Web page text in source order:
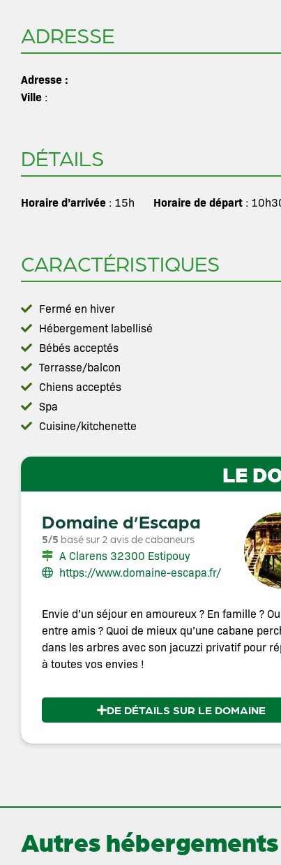
ADRESSE
Adresse :
Ville :
DÉTAILS
Horaire d’arrivée : 15h Horaire de départ:
CARACTÉRISTIQUES
Fermé en hiver
Hébergement labellisé
Bébés acceptés
Terrasse/balcon
Chiens acceptés
Spa
Cuisine/kitchenette
LE
Domaine d’Escapa
5/5 basé sur 2 avis de cabaneurs
A Clarens 32300 Estipouy
https://www.domaine-escapa.fr/
Envie d’un séjour en amoureux ? En famille ?
entre amis ? Quoi de mieux qu’une cabane
dans les arbres avec son jacuzzi privatif pour
à toutes vos envies !
DE DÉTAILS SUR LE DOMAINE
Autres